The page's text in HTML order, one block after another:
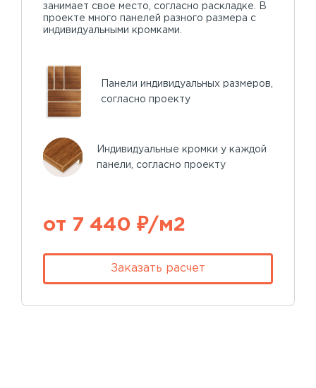
занимает свое место, согласно раскладке. В
проекте много панелей разного размера с
индивидуальными кромками.
Панели индивидуальных размеров,
согласно проекту
Индивидуальные кромки у каждой
панели, согласно проекту
от 7 440 ₽/м2
Заказать расчет